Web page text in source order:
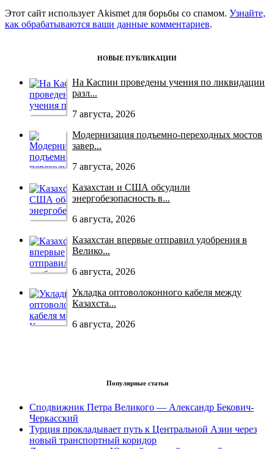
Этот сайт использует Akismet для борьбы со спамом. Узнайте,
как обрабатываются ваши данные комментариев.
НОВЫЕ ПУБЛИКАЦИИ
На Каспии проведены учения по ликвидации
разл...
7 августа, 2026
Модернизация подъемно-переходных мостов
завер...
7 августа, 2026
Казахстан и США обсудили
энергобезопасность в...
6 августа, 2026
Казахстан впервые отправил удобрения в
Велико...
6 августа, 2026
Укладка оптоволоконного кабеля между
Казахста...
6 августа, 2026
Популярные статьи
Сподвижник Петра Великого — Александр Бекович-
Черкасский
Турция прокладывает путь к Центральной Азии через
новый транспортный коридор